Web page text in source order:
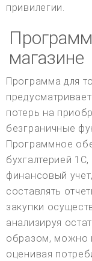
привилегии.
магазине
Программа для
потерь на
безграничные
Программное
бухгалтерией
финансовый
составлять
закупки
анализируя
образом, можно
оценивая